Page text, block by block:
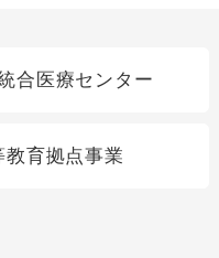
合医療センター
教育拠点事業